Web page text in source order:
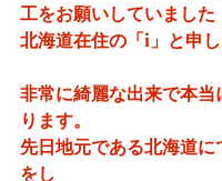
工をお願いしていました
北海道在住の「i」と申し
非常に綺麗な出来で本当
ります。
先日地元である北海道に
をし